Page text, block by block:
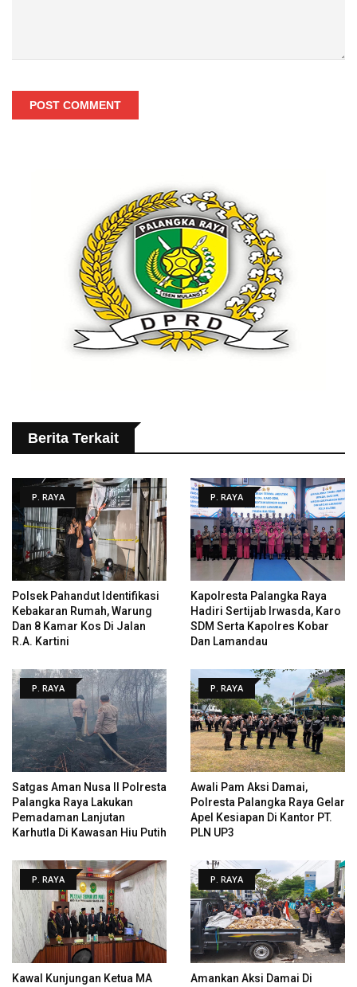
POST COMMENT
Berita Terkait
P. RAYA
Polsek Pahandut Identifikasi
Kebakaran Rumah, Warung
Dan 8 Kamar Kos Di Jalan
R.A. Kartini
P. RAYA
Kapolresta Palangka Raya
Hadiri Sertijab Irwasda, Karo
SDM Serta Kapolres Kobar
Dan Lamandau
P. RAYA
Satgas Aman Nusa II Polresta
Palangka Raya Lakukan
Pemadaman Lanjutan
Karhutla Di Kawasan Hiu Putih
P. RAYA
Awali Pam Aksi Damai,
Polresta Palangka Raya Gelar
Apel Kesiapan Di Kantor PT.
PLN UP3
P. RAYA
Kawal Kunjungan Ketua MA
P. RAYA
Amankan Aksi Damai Di